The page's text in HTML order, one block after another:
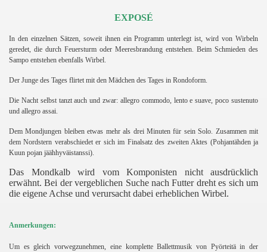
EXPOSÉ
In den einzelnen Sätzen, soweit ihnen ein Programm unterlegt ist, wird von Wirbeln
geredet, die durch Feuersturm oder Meeresbrandung entstehen. Beim Schmieden des
Sampo entstehen ebenfalls Wirbel.
Der Junge des Tages flirtet mit den Mädchen des Tages in Rondoform.
Die Nacht selbst tanzt auch und zwar: allegro commodo, lento e suave, poco sustenuto
und allegro assai.
Dem Mondjungen bleiben etwas mehr als drei Minuten für sein Solo. Zusammen mit
dem Nordstern verabschiedet er sich im Finalsatz des zweiten Aktes (Pohjantähden ja
Kuun pojan jäähhyväistanssi).
Das Mondkalb wird vom Komponisten nicht ausdrücklich
erwähnt. Bei der vergeblichen Suche nach Futter dreht es sich um
die eigene Achse und verursacht dabei erheblichen Wirbel.
Anmerkungen:
Um es gleich vorwegzunehmen, eine komplette Ballettmusik von Pyörteitä in der